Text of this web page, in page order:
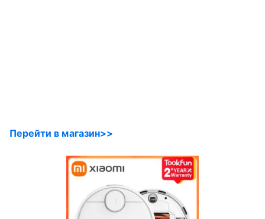
Перейти в магазин>>